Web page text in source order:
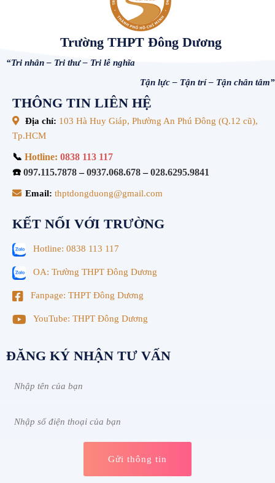
Trường THPT Đông Dương
“Tri nhân – Tri thư – Tri lễ nghĩa
Tận lực – Tận trí – Tận chân tâm”
THÔNG TIN LIÊN HỆ
Địa chỉ: 103 Hà Huy Giáp, Phường An Phú Đông (Q.12 cũ),
Tp.HCM
📞 Hotline: 0838 113 117
☎️ 097.115.7878–0937.068.678–028.6295.9841
Email: thptdongduong@gmail.com
KẾT NỐI VỚI TRƯỜNG
Hotline: 0838 113 117
OA: Trường THPT Đông Dương
Fanpage: THPT Đông Dương
YouTube: THPT Đông Dương
ĐĂNG KÝ NHẬN TƯ VẤN